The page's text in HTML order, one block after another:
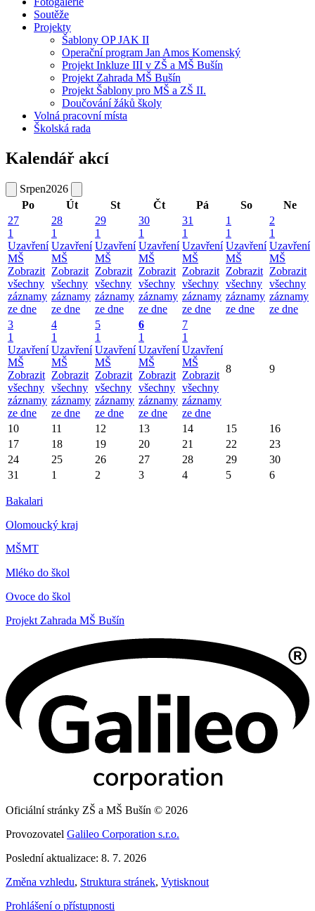
Soutěže
Projekty
Šablony OP JAK II
Operační program Jan Amos Komenský
Projekt Inkluze III v ZŠ a MŠ Bušín
Projekt Zahrada MŠ Bušín
Projekt Šablony pro MŠ a ZŠ II.
Doučování žáků školy
Volná pracovní místa
Školská rada
Kalendář akcí
Srpen2026
Po
Út St Čt Pá So
Ne
27
1
Uzavření
MŠ
Zobrazit
všechny
záznamy
ze dne
28
1
Uzavření
MŠ
Zobrazit
všechny
záznamy
ze dne
29
1
Uzavření
MŠ
Zobrazit
všechny
záznamy
ze dne
30
1
Uzavření
MŠ
Zobrazit
všechny
záznamy
ze dne
31
1
Uzavření
MŠ
Zobrazit
všechny
záznamy
ze dne
1
1
Uzavření
MŠ
Zobrazit
všechny
záznamy
ze dne
2
1
Uzavření
MŠ
Zobrazit
všechny
záznamy
ze dne
3
1
Uzavření
MŠ
Zobrazit
všechny
záznamy
ze dne
4
1
Uzavření
MŠ
Zobrazit
všechny
záznamy
ze dne
5
1
Uzavření
MŠ
Zobrazit
všechny
záznamy
ze dne
6
1
Uzavření
MŠ
Zobrazit
všechny
záznamy
ze dne
7
1
Uzavření
MŠ
Zobrazit
všechny
záznamy
ze dne
8 9
10 11 12 13 14 15
16
17
18 19 20 21 22
23
24
25 26 27 28 29
30
31
1 2 3 4 5 6
Bakalari
Olomoucký kraj
MŠMT
Mléko do škol
Ovoce do škol
Projekt Zahrada MŠ Bušín
Oficiální stránky ZŠ a MŠ Bušín © 2026
Provozovatel Galileo Corporation s.r.o.
Poslední aktualizace: 8. 7. 2026
Změna vzhledu, Struktura stránek, Vytisknout
Prohlášení o přístupnosti